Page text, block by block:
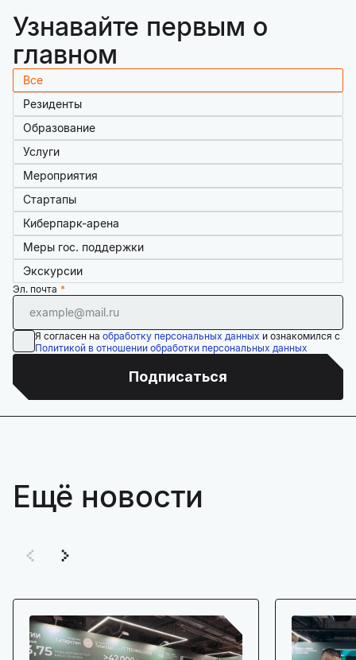
Узнавайте первым о
главном
Все
Резиденты
Образование
Услуги
Мероприятия
Стартапы
Киберпарк-арена
Меры гос. поддержки
Экскурсии
Эл. почта
Я согласен на обработку персональных данных и ознакомился с
Политикой в отношении обработки персональных данных
Подписаться
Ещё новости